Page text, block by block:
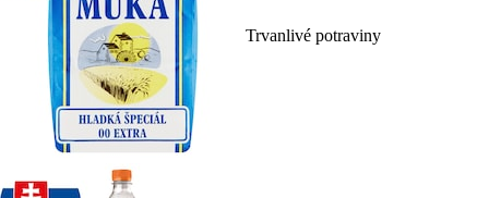
Trvanlivé potraviny